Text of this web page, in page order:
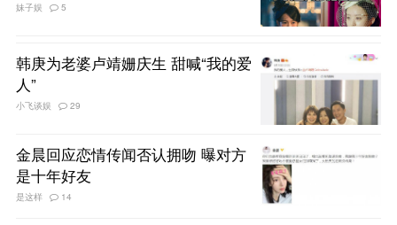
妹子娱 5
韩庚为老婆卢靖姗庆生 甜喊“我的爱
人”
小飞谈娱 29
金晨回应恋情传闻否认拥吻 曝对方
是十年好友
是这样 14